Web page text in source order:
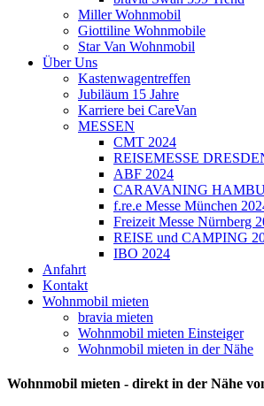
Miller Wohnmobil
Giottiline Wohnmobile
Star Van Wohnmobil
Über Uns
Kastenwagentreffen
Jubiläum 15 Jahre
Karriere bei CareVan
MESSEN
CMT 2024
REISEMESSE
ABF 2024
CARAVANING
f.re.e Messe München
Freizeit Messe Nürnberg
REISE und CAMPING
IBO 2024
Anfahrt
Kontakt
Wohnmobil mieten
bravia mieten
Wohnmobil mieten Einsteiger
Wohnmobil mieten in der Nähe
Wohnmobil mieten - direkt in der Nähe